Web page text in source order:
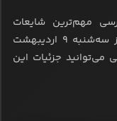
مهم‌ترین شایعات
نقل‌وانتقالاتی فوتبال ایران و جهان در روز سه‌شنبه 9 اردیبهشت
می‌توانید جزئیات این